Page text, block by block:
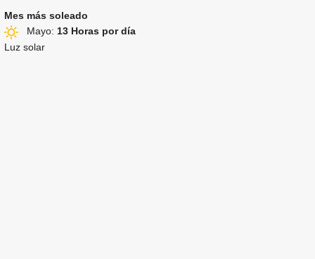
Mes más soleado
Mayo: 13 Horas por día
Luz solar